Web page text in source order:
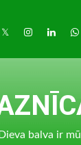
TwitterInstagram
balva ir